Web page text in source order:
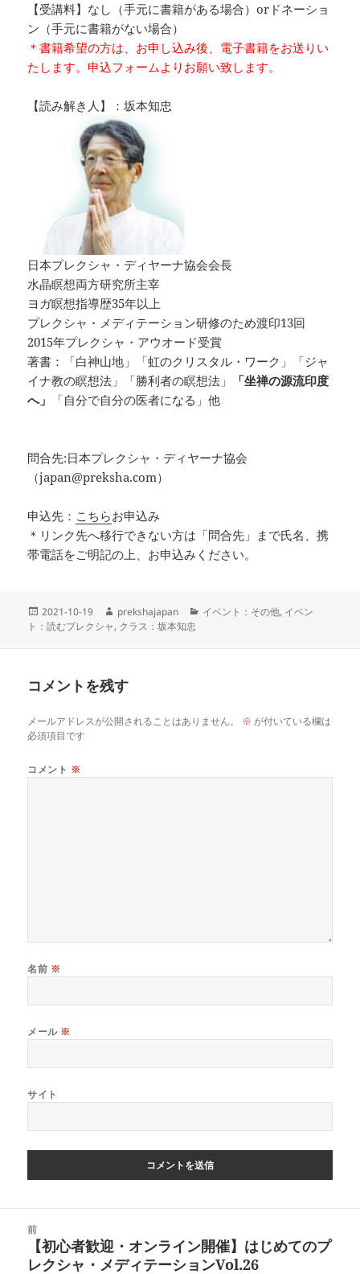
【受講料】なし（手元に書籍がある場合）orドネーショ
ン（手元に書籍がない場合）
＊書籍希望の方は、お申し込み後、電子書籍をお送りい
たします。申込フォームよりお願い致します。
【読み解き人】：坂本知忠
日本プレクシャ・ディヤーナ協会会長
水晶瞑想両方研究所主宰
ヨガ瞑想指導歴35年以上
プレクシャ・メディテーション研修のため渡印13回
2015年プレクシャ・アウオード受賞
著書：「白神山地」「虹のクリスタル・ワーク」「ジャ
イナ教の瞑想法」「勝利者の瞑想法」
「坐禅の源流印度
へ」
「自分で自分の医者になる」他
問合先:日本プレクシャ・ディヤーナ協会
（japan@preksha.com）
申込先： こちらお申込み
＊リンク先へ移行できない方は「問合先」まで氏名、携
帯電話をご明記の上、お申込みください。
投
稿
2021-10-19
作
成
prekshajapan
カ
イベント：その他, イベン
ト：読むプレクシャ, クラス：坂本知忠
コメントを残す
メールアドレスが公開されることはありません。 ※ が付いている欄は
必須項目です
コメント ※
名前 ※
メール ※
サイト
前
前
の
【初心者歓迎・オンライン開催】はじめてのプ
レクシャ・メディテーションVol.26